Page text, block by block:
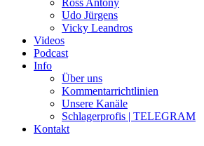
Ross Antony
Udo Jürgens
Vicky Leandros
Videos
Podcast
Info
Über uns
Kommentarrichtlinien
Unsere Kanäle
Schlagerprofis | TELEGRAM
Kontakt